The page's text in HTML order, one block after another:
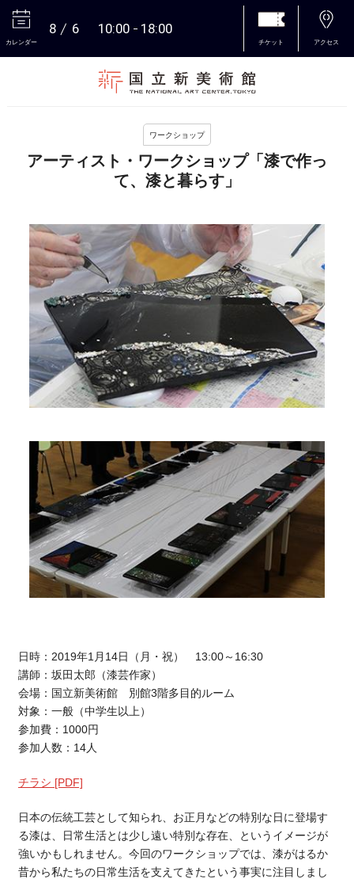
カレンダー
8 6 10:00 18:00
チケット アクセス
ワークショップ
アーティスト・ワークショップ「漆で作っ
て、漆と暮らす」
日時：2019年1月14日（月・祝） 13:00～16:30
講師：坂田太郎（漆芸作家）
会場：国立新美術館 別館3階多目的ルーム
対象：一般（中学生以上）
参加費：1000円
参加人数：14人
チラシ [PDF]
日本の伝統工芸として知られ、お正月などの特別な日に登場す
る漆は、日常生活とは少し遠い特別な存在、というイメージが
強いかもしれません。今回のワークショップでは、漆がはるか
昔から私たちの日常生活を支えてきたという事実に注目しまし